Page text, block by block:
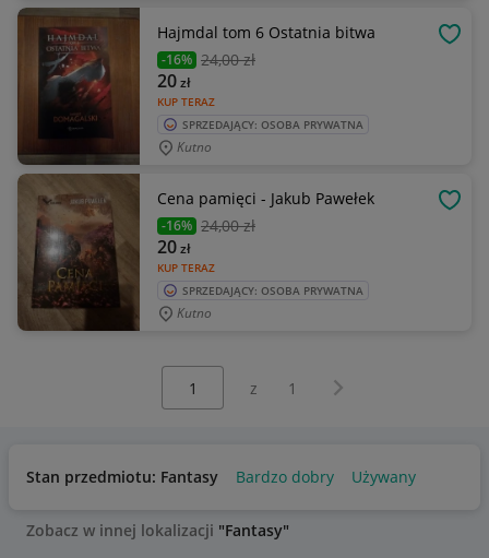
Hajmdal tom 6 Ostatnia bitwa
-16% 24,00 zł
KUP TERAZ
20zł
SPRZEDAJĄCY: OSOBA PRYWATNA
Kutno
Cena pamięci - Jakub Pawełek
-16% 24,00 zł
KUP TERAZ
20zł
SPRZEDAJĄCY: OSOBA PRYWATNA
Kutno
z 1 Następna strona
Stan przedmiotu: Fantasy Bardzo dobry Używany
Zobacz w innej lokalizacji "Fantasy"